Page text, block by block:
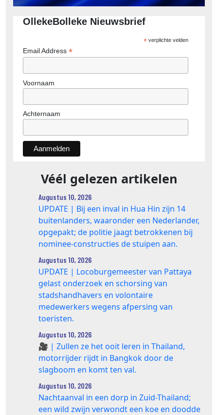
OllekeBolleke Nieuwsbrief
*verplichte velden
Email Address *
Voornaam
Achternaam
Véél gelezen artikelen
Augustus 10, 2026
UPDATE | Bij een inval in Hua Hin zijn 14
buitenlanders, waaronder een Nederlander,
opgepakt; de politie jaagt betrokkenen bij
nominee‑constructies de stuipen aan.
Augustus 10, 2026
UPDATE | Locoburgemeester van Pattaya
gelast onderzoek en schorsing van
stadshandhavers en volontaire
medewerkers wegens afpersing van
toeristen.
Augustus 10, 2026
🎥 | Zullen ze het ooit leren in Thailand,
motorrijder rijdt in Bangkok door de
slagboom en komt ten val.
Augustus 10, 2026
Nachtaanval in een dorp in Zuid-Thailand;
een wild zwijn verwondt een koe en doodde